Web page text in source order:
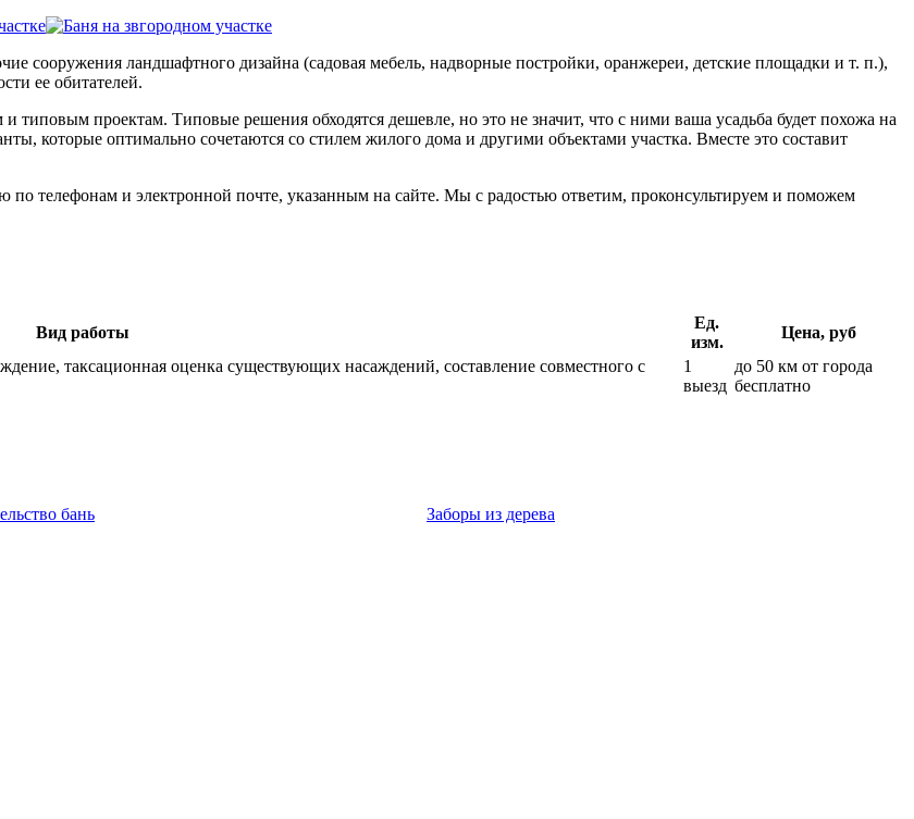
сооружения ландшафтного дизайна (садовая мебель, надворные постройки, оранжереи, детские площадки и т. п.),
ее обитателей.
проектам. Типовые решения обходятся дешевле, но это не значит, что с ними ваша усадьба будет похожа на
которые оптимально сочетаются со стилем жилого дома и другими объектами участка. Вместе это составит
телефонам и электронной почте, указанным на сайте. Мы с радостью ответим, проконсультируем и поможем
Вид работы
Ед.
изм.
Цена, руб
таксационная оценка существующих насаждений, составление совместного с
1
выезд
до 50 км от города
бесплатно
бань Заборы из дерева